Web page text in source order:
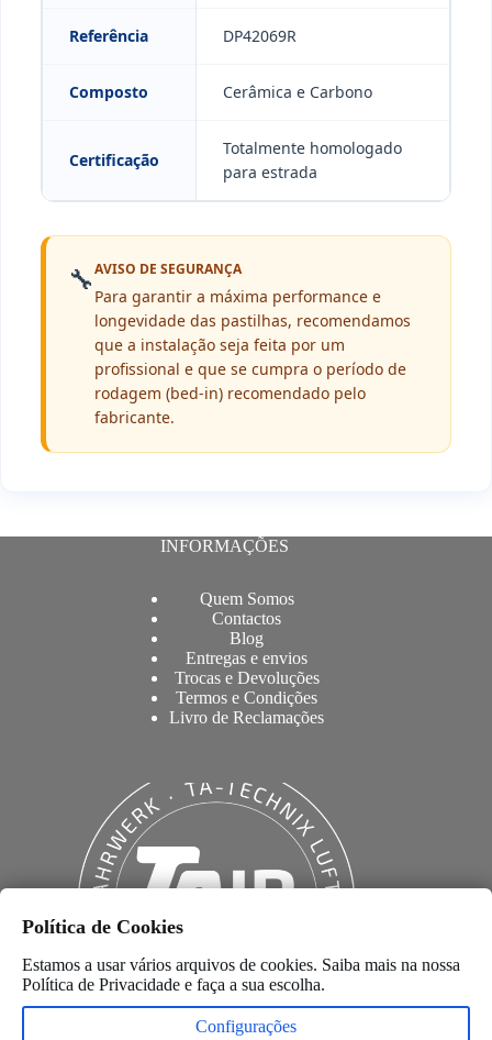
Referência DP42069R
Composto Cerâmica e Carbono
Certificação
Totalmente homologado
para estrada
🔧AVISO DE SEGURANÇA
Para garantir a máxima performance e
longevidade das pastilhas, recomendamos
que a instalação seja feita por um
profissional e que se cumpra o período de
rodagem (bed-in) recomendado pelo
fabricante.
INFORMAÇÕES
Quem Somos
Contactos
Blog
Entregas e envios
Trocas e Devoluções
Termos e Condições
Livro de Reclamações
Política de Cookies
Estamos a usar vários arquivos de cookies. Saiba mais na nossa
Política de Privacidade e faça a sua escolha.
Configurações